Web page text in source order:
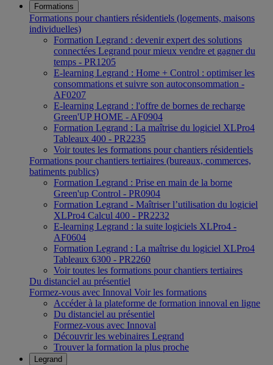
Formations
Formations pour chantiers résidentiels (logements, maisons
individuelles)
Formation Legrand : devenir expert des solutions
connectées Legrand pour mieux vendre et gagner du
temps - PR1205
E-learning Legrand : Home + Control : optimiser les
consommations et suivre son autoconsommation -
AF0207
E-learning Legrand : l'offre de bornes de recharge
Green'UP HOME - AF0904
Formation Legrand : La maîtrise du logiciel XLPro4
Tableaux 400 - PR2235
Voir toutes les formations pour chantiers résidentiels
Formations pour chantiers tertiaires (bureaux, commerces,
batiments publics)
Formation Legrand : Prise en main de la borne
Green'up Control - PR0904
Formation Legrand - Maîtriser l’utilisation du logiciel
XLPro4 Calcul 400 - PR2232
E-learning Legrand : la suite logiciels XLPro4 -
AF0604
Formation Legrand : La maîtrise du logiciel XLPro4
Tableaux 6300 - PR2260
Voir toutes les formations pour chantiers tertiaires
Du distanciel au présentiel
Formez-vous avec Innoval Voir les formations
Accéder à la plateforme de formation innoval en ligne
Du distanciel au présentiel
Formez-vous avec Innoval
Découvrir les webinaires Legrand
Trouver la formation la plus proche
Legrand